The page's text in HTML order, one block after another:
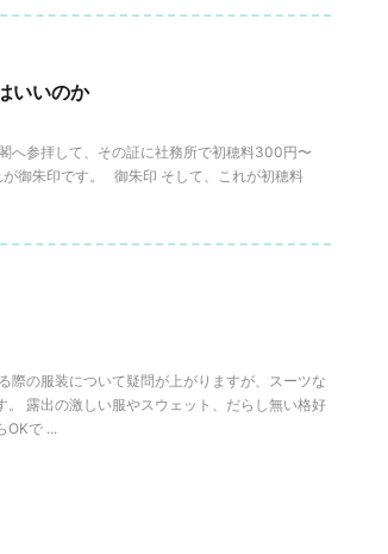
いいのか
へ参拝して、その証に社務所で初穂料300円〜
御朱印です。 御朱印 そして、これが初穂料
際の服装について疑問が上がりますが、スーツな
。 露出の激しい服やスウェット、だらし無い格好
OKで ...